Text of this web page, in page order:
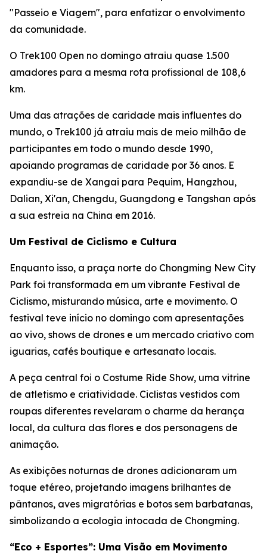
"Passeio e Viagem", para enfatizar o envolvimento
da comunidade.
O Trek100 Open no domingo atraiu quase 1.500
amadores para a mesma rota profissional de 108,6
km.
Uma das atrações de caridade mais influentes do
mundo, o Trek100 já atraiu mais de meio milhão de
participantes em todo o mundo desde 1990,
apoiando programas de caridade por 36 anos. E
expandiu-se de Xangai para Pequim, Hangzhou,
Dalian, Xi'an, Chengdu, Guangdong e Tangshan após
a sua estreia na China em 2016.
Um Festival de Ciclismo e Cultura
Enquanto isso, a praça norte do Chongming New City
Park foi transformada em um vibrante Festival de
Ciclismo, misturando música, arte e movimento. O
festival teve início no domingo com apresentações
ao vivo, shows de drones e um mercado criativo com
iguarias, cafés boutique e artesanato locais.
A peça central foi o Costume Ride Show, uma vitrine
de atletismo e criatividade. Ciclistas vestidos com
roupas diferentes revelaram o charme da herança
local, da cultura das flores e dos personagens de
animação.
As exibições noturnas de drones adicionaram um
toque etéreo, projetando imagens brilhantes de
pântanos, aves migratórias e botos sem barbatanas,
simbolizando a ecologia intocada de Chongming.
“Eco + Esportes”: Uma Visão em Movimento